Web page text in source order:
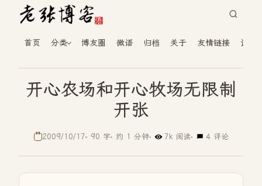
首页 分类 博友圈 微语 归档 关于 友情链接 读者
开心农场和开心牧场无限制
开张
2009/10/17 90 字 约 1 分钟 7k 阅读 4 评论